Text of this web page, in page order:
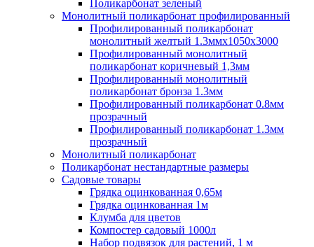
Поликарбонат зеленый
Монолитный поликарбонат профилированный
Профилированный поликарбонат
монолитный желтый 1.3ммх1050х3000
Профилированный монолитный
поликарбонат коричневый 1,3мм
Профилированный монолитный
поликарбонат бронза 1.3мм
Профилированный поликарбонат 0.8мм
прозрачный
Профилированный поликарбонат 1.3мм
прозрачный
Монолитный поликарбонат
Поликарбонат нестандартные размеры
Садовые товары
Грядка оцинкованная 0,65м
Грядка оцинкованная 1м
Клумба для цветов
Компостер садовый 1000л
Набор подвязок для растений, 1 м